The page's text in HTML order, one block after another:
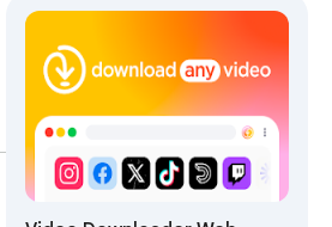
len niekoľkými…